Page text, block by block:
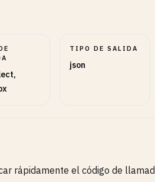
TIPO DE SALIDA
json
rápidamente el código de